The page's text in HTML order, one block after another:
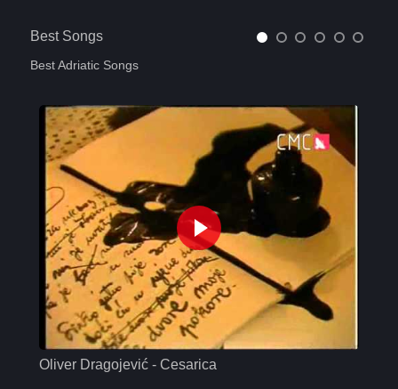
Best Songs
Best Adriatic Songs
Oliver Dragojević - Cesarica